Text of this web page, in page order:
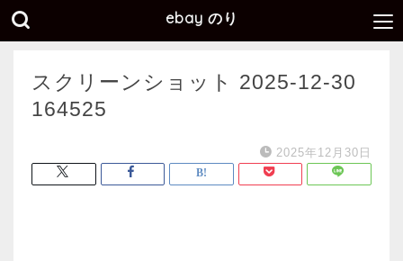
ebay のり
スクリーンショット 2025-12-30
164525
2025年12月30日